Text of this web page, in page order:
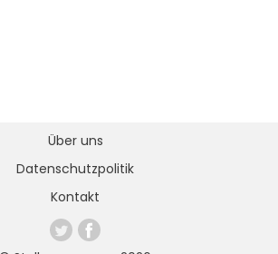
Über uns
Datenschutzpolitik
Kontakt